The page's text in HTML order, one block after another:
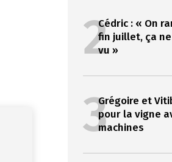
2Cédric : « On
fin juillet, ça
vu »
3Grégoire et
pour la vigne
machines